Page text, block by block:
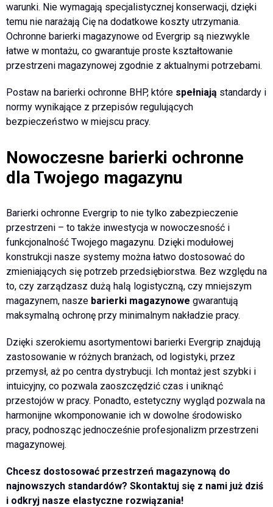
warunki. Nie wymagają specjalistycznej konserwacji, dzięki
temu nie narażają Cię na dodatkowe koszty utrzymania.
Ochronne barierki magazynowe od Evergrip są niezwykle
łatwe w montażu, co gwarantuje proste kształtowanie
przestrzeni magazynowej zgodnie z aktualnymi potrzebami.
Postaw na barierki ochronne BHP, które spełniają standardy i
normy wynikające z przepisów regulujących
bezpieczeństwo w miejscu pracy.
Nowoczesne barierki ochronne
dla Twojego magazynu
Barierki ochronne Evergrip to nie tylko zabezpieczenie
przestrzeni – to także inwestycja w nowoczesność i
funkcjonalność Twojego magazynu. Dzięki modułowej
konstrukcji nasze systemy można łatwo dostosować do
zmieniających się potrzeb przedsiębiorstwa. Bez względu na
to, czy zarządzasz dużą halą logistyczną, czy mniejszym
magazynem, nasze barierki magazynowe gwarantują
maksymalną ochronę przy minimalnym nakładzie pracy.
Dzięki szerokiemu asortymentowi barierki Evergrip znajdują
zastosowanie w różnych branżach, od logistyki, przez
przemysł, aż po centra dystrybucji. Ich montaż jest szybki i
intuicyjny, co pozwala zaoszczędzić czas i uniknąć
przestojów w pracy. Ponadto, estetyczny wygląd pozwala na
harmonijne wkomponowanie ich w dowolne środowisko
pracy, podnosząc jednocześnie profesjonalizm przestrzeni
magazynowej.
Chcesz dostosować przestrzeń magazynową do
najnowszych standardów? Skontaktuj się z nami już dziś
i odkryj nasze elastyczne rozwiązania!